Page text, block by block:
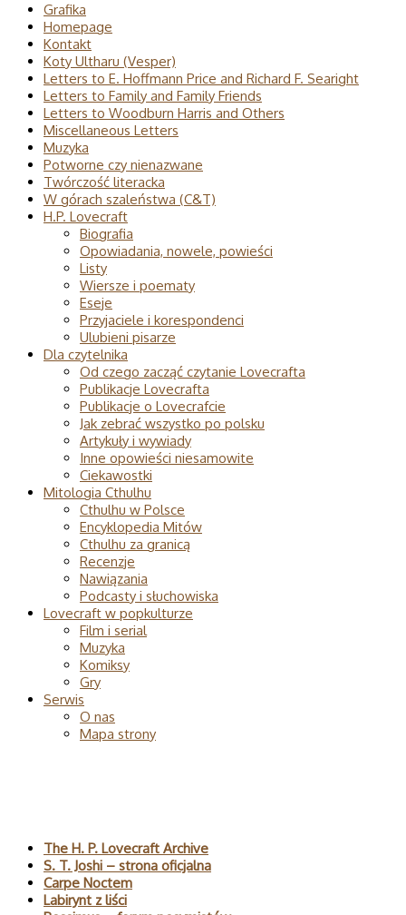
Grafika
Homepage
Kontakt
Koty Ultharu (Vesper)
Letters to E. Hoffmann Price and Richard F. Searight
Letters to Family and Family Friends
Letters to Woodburn Harris and Others
Miscellaneous Letters
Muzyka
Potworne czy nienazwane
Twórczość literacka
W górach szaleństwa (C&T)
H.P. Lovecraft
Biografia
Opowiadania, nowele, powieści
Listy
Wiersze i poematy
Eseje
Przyjaciele i korespondenci
Ulubieni pisarze
Dla czytelnika
Od czego zacząć czytanie Lovecrafta
Publikacje Lovecrafta
Publikacje o Lovecrafcie
Jak zebrać wszystko po polsku
Artykuły i wywiady
Inne opowieści niesamowite
Ciekawostki
Mitologia Cthulhu
Cthulhu w Polsce
Encyklopedia Mitów
Cthulhu za granicą
Recenzje
Nawiązania
Podcasty i słuchowiska
Lovecraft w popkulturze
Film i serial
Muzyka
Komiksy
Gry
Serwis
O nas
Mapa strony
The H. P. Lovecraft Archive
S. T. Joshi – strona oficjalna
Carpe Noctem
Labirynt z liści